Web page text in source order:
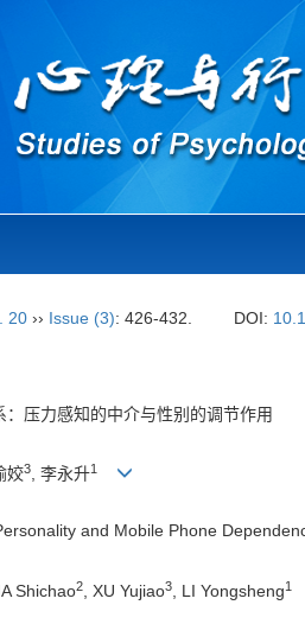
20 ›› Issue (3): 426-432. DOI:
压力感知的中介与性别的调节作用
姣3, 李永升1
and Mobile Phone
Shichao2 , XU Yujiao3 , LI Yongsheng1